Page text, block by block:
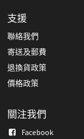
支援
聯絡我們
寄送及郵費
退換貨政策
價格政策
關注我們
Facebook